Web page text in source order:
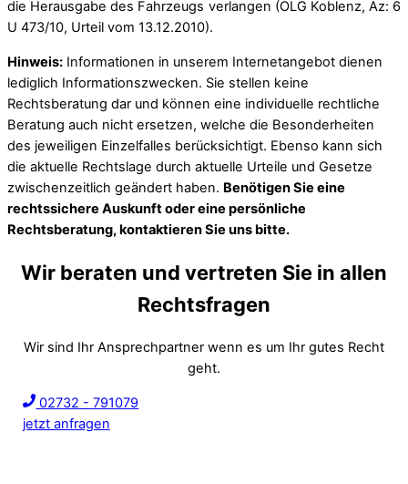
die Herausgabe des Fahrzeugs verlangen (OLG Koblenz, Az: 6
U 473/10, Urteil vom 13.12.2010).
Hinweis: Informationen in unserem Internetangebot dienen
lediglich Informationszwecken. Sie stellen keine
Rechtsberatung dar und können eine individuelle rechtliche
Beratung auch nicht ersetzen, welche die Besonderheiten
des jeweiligen Einzelfalles berücksichtigt. Ebenso kann sich
die aktuelle Rechtslage durch aktuelle Urteile und Gesetze
zwischenzeitlich geändert haben. Benötigen Sie eine
rechtssichere Auskunft oder eine persönliche
Rechtsberatung, kontaktieren Sie uns bitte.
Wir beraten und vertreten Sie in allen
Rechtsfragen
Wir sind Ihr Ansprechpartner wenn es um Ihr gutes Recht
geht.
02732 - 791079
jetzt anfragen